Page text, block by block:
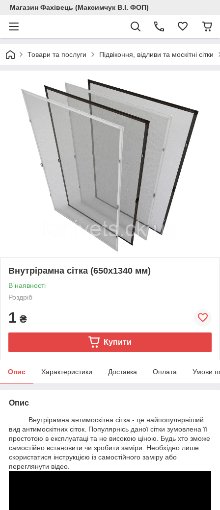
Магазин Фахівець (Максимчук В.І. ФОП)
Товари та послуги Підвіконня, відливи та москітні сітки
Внутрірамна сітка (650х1340 мм)
В наявності
Роздріб
1 ₴
Купити
Опис Характеристики Доставка Оплата Умови
Опис
Внутрірамна антимоскітна сітка - це найпопулярніший
вид антимоскітних сіток. Популярнісь даної сітки зумовлена її
простотою в експлуатаці та не високою ціною. Будь хто зможе
самостійно встановити чи зробити заміри. Необхідно лише
скористатися інструкцією із самостійного заміру або
переглянути відео.